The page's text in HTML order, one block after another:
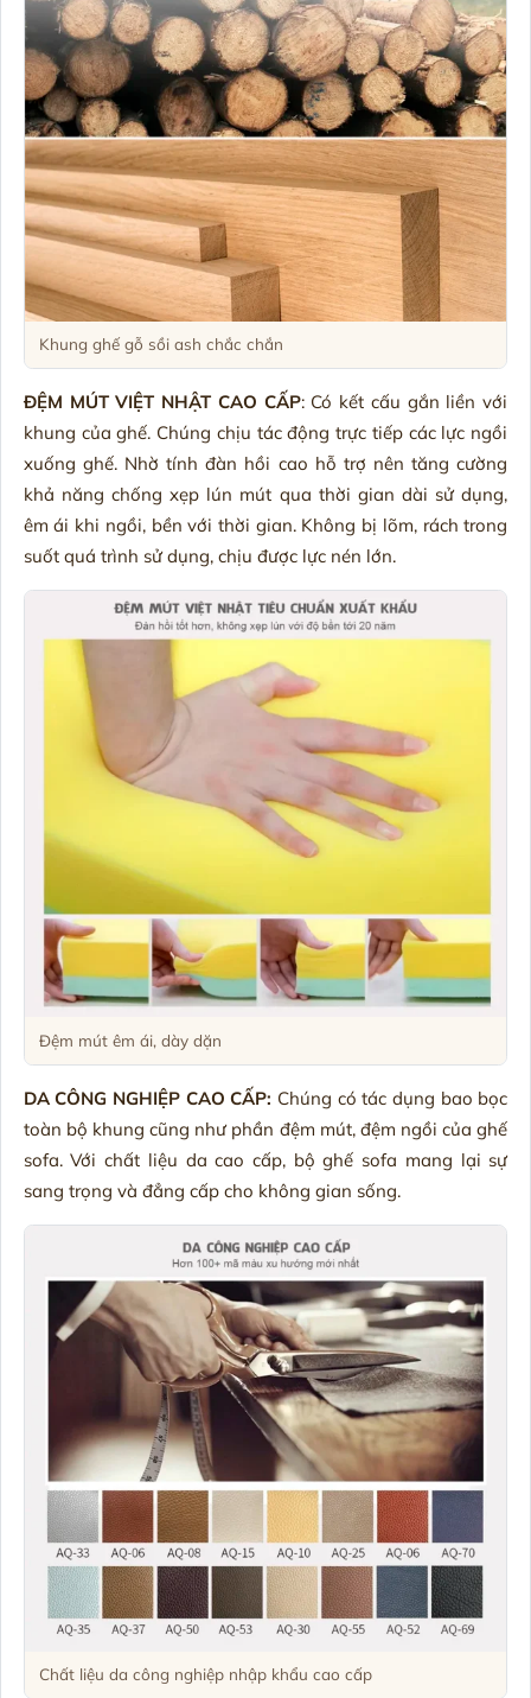
Khung ghế gỗ sồi ash chắc chắn
ĐỆM MÚT VIỆT NHẬT CAO CẤP: Có kết cấu gắn liền với
khung của ghế. Chúng chịu tác động trực tiếp các lực ngồi
xuống ghế. Nhờ tính đàn hồi cao hỗ trợ nên tăng cường
khả năng chống xẹp lún mút qua thời gian dài sử dụng,
êm ái khi ngồi, bền với thời gian. Không bị lõm, rách trong
suốt quá trình sử dụng, chịu được lực nén lớn.
Đệm mút êm ái, dày dặn
DA CÔNG NGHIỆP CAO CẤP: Chúng có tác dụng bao bọc
toàn bộ khung cũng như phần đệm mút, đệm ngồi của ghế
sofa. Với chất liệu da cao cấp, bộ ghế sofa mang lại sự
sang trọng và đẳng cấp cho không gian sống.
Chất liệu da công nghiệp nhập khẩu cao cấp